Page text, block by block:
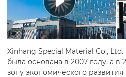
Xinhang Special Material Co.,
была основана в 2007 году, а в
зону экономического